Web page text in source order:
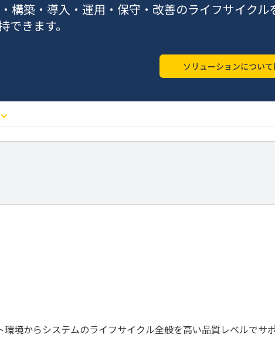
構築・導入・運用・保守・改善のライフサイクル
きます。
ソリューションについ
境からシステムのライフサイクル全般を高い品質レベルでサポ